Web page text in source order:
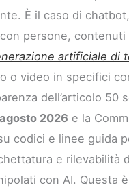
È il caso di
persone, contenuti
artificiale di
o video in specifici
dell’articolo 50
2026 e la
codici e linee guida
e rilevabilità
con AI. Questa